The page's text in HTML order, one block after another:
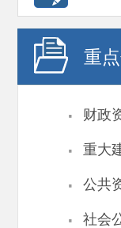
重
· 财政
· 重大
· 公共
· 社会